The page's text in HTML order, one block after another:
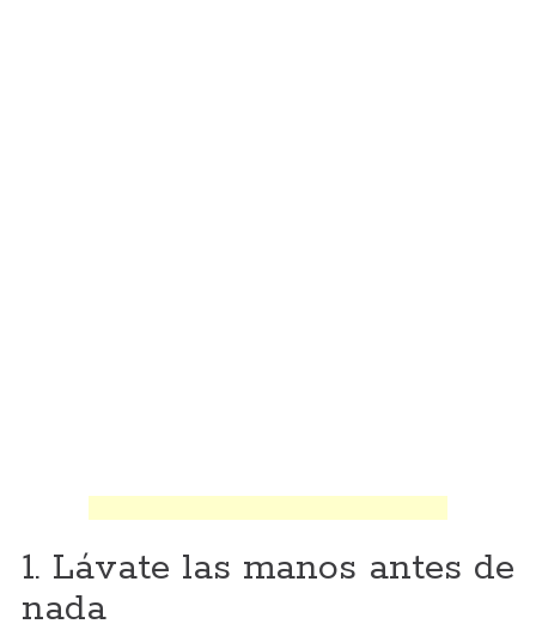
1. Lávate las manos antes de
nada